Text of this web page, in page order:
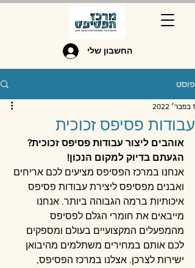
החשבון שלי
פוסט
עבודות פסיפס זכוכית
1 בפבר׳ 2022
אוהבים ליצור עבודות פסיפס זכוכית?
הגעתם בדיוק למקום הנכון!
אנחנו במרכז הפסיפס מציעים לכם אריחים
ואבנים מפסיפס ליצירת עבודות פסיפס
איכותיות ברמה הגבוהה ביותר. אנחנו
מייבאים את חומרי הגלם לפסיפס
מהמפעלים המקצועיים בעולם ומספקים
לכם אותם במחירים משתלמים מהיבואן
ישירות לצרכן. אצלנו במרכז הפסיפס,